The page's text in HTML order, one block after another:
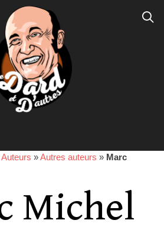
Auteurs »Autres auteurs » Marc
Michel